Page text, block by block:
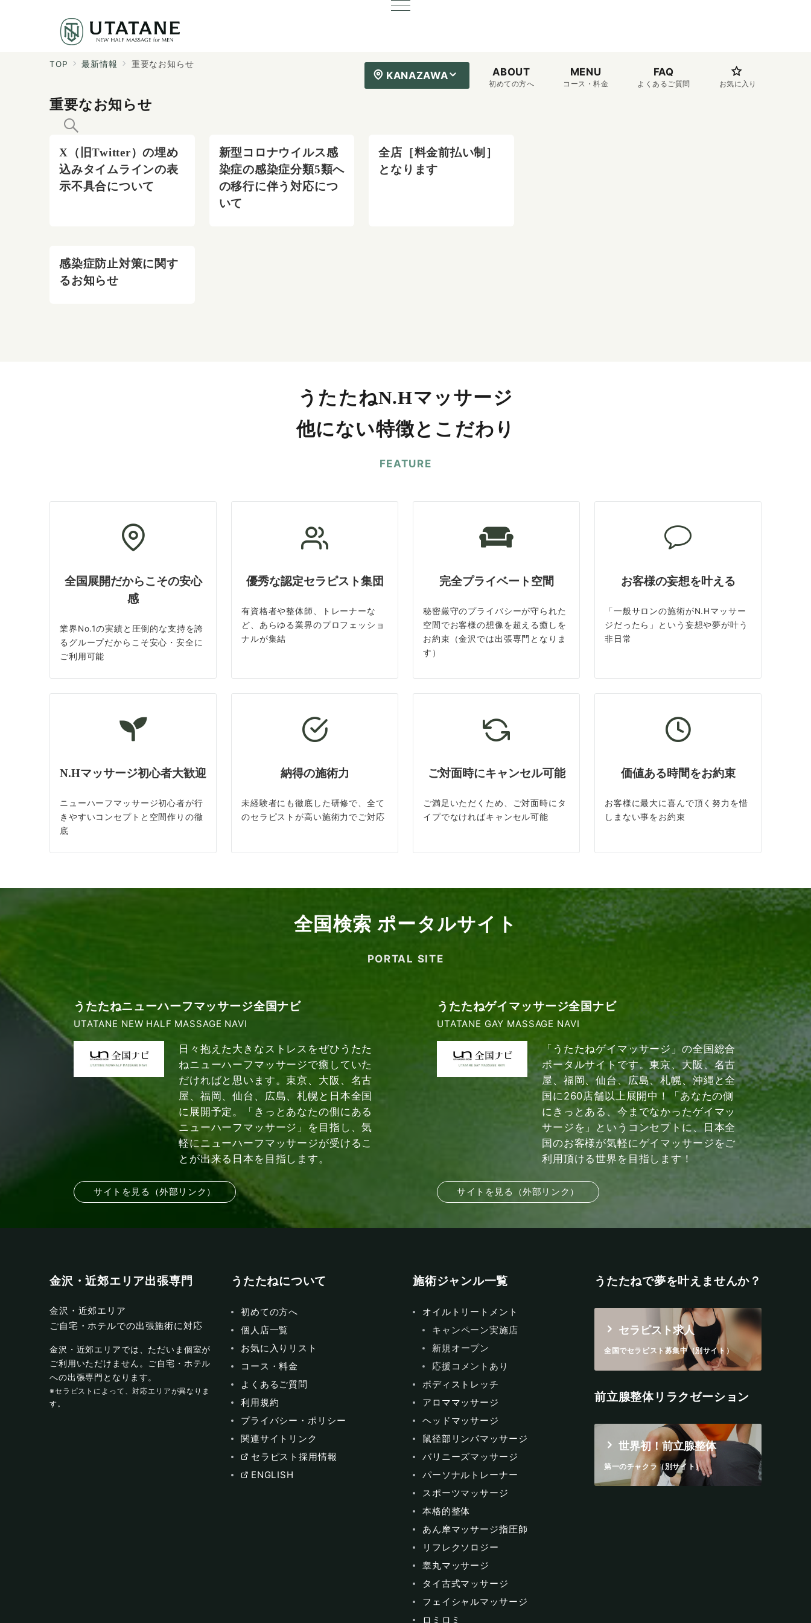
KANAZAWA ABOUT
初めての方へ
MENU
コース・料金
FAQ
よくあるご質問 お気に入り
TOP 最新情報 重要なお知らせ
重要なお知らせ
X（旧Twitter）の埋め
込みタイムラインの表
示不具合について
新型コロナウイルス感
染症の感染症分類5類へ
の移行に伴う対応につ
いて
全店［料金前払い制］
となります
感染症防止対策に関す
るお知らせ
うたたねN.Hマッサージ
他にない特徴とこだわり
FEATURE
全国展開だからこその安心
感
業界No.1の実績と圧倒的な支持を誇
るグループだからこそ安心・安全に
ご利用可能
優秀な認定セラピスト集団
有資格者や整体師、トレーナーな
ど、あらゆる業界のプロフェッショ
ナルが集結
完全プライベート空間
秘密厳守のプライバシーが守られた
空間でお客様の想像を超える癒しを
お約束（金沢では出張専門となりま
す）
お客様の妄想を叶える
「一般サロンの施術がN.Hマッサー
ジだったら」という妄想や夢が叶う
非日常
N.Hマッサージ初心者大歓迎
ニューハーフマッサージ初心者が行
きやすいコンセプトと空間作りの徹
底
納得の施術力
未経験者にも徹底した研修で、全て
のセラピストが高い施術力でご対応
ご対面時にキャンセル可能
ご満足いただくため、ご対面時にタ
イプでなければキャンセル可能
価値ある時間をお約束
お客様に最大に喜んで頂く努力を惜
しまない事をお約束
全国検索 ポータルサイト
PORTAL SITE
うたたねニューハーフマッサージ全国ナビ
UTATANE NEW HALF MASSAGE NAVI
日々抱えた大きなストレスをぜひうたた
ねニューハーフマッサージで癒していた
だければと思います。東京、大阪、名古
屋、福岡、仙台、広島、札幌と日本全国
に展開予定。「きっとあなたの側にある
ニューハーフマッサージ」を目指し、気
軽にニューハーフマッサージが受けるこ
とが出来る日本を目指します。
サイトを見る（外部リンク）
うたたねゲイマッサージ全国ナビ
UTATANE GAY MASSAGE NAVI
「うたたねゲイマッサージ」の全国総合
ポータルサイトです。東京、大阪、名古
屋、福岡、仙台、広島、札幌、沖縄と全
国に260店舗以上展開中！「あなたの側
にきっとある、今までなかったゲイマッ
サージを」というコンセプトに、日本全
国のお客様が気軽にゲイマッサージをご
利用頂ける世界を目指します！
サイトを見る（外部リンク）
金沢・近郊エリア出張専門
金沢・近郊エリア
ご自宅・ホテルでの出張施術に対応
金沢・近郊エリアでは、ただいま個室が
ご利用いただけません。ご自宅・ホテル
への出張専門となります。
※セラピストによって、対応エリアが異なりま
す。
うたたねについて
初めての方へ
個人店一覧
お気に入りリスト
コース・料金
よくあるご質問
利用規約
プライバシー・ポリシー
関連サイトリンク
セラピスト採用情報
ENGLISH
施術ジャンル一覧
オイルトリートメント
キャンペーン実施店
新規オープン
応援コメントあり
ボディストレッチ
アロママッサージ
ヘッドマッサージ
鼠径部リンパマッサージ
バリニーズマッサージ
パーソナルトレーナー
スポーツマッサージ
本格的整体
あん摩マッサージ指圧師
リフレクソロジー
睾丸マッサージ
タイ古式マッサージ
フェイシャルマッサージ
ロミロミ
うたたねで夢を叶えませんか？
セラピスト求人
全国でセラピスト募集中（別サイト）
前立腺整体リラクゼーション
世界初！前立腺整体
第一のチャクラ（別サイト）